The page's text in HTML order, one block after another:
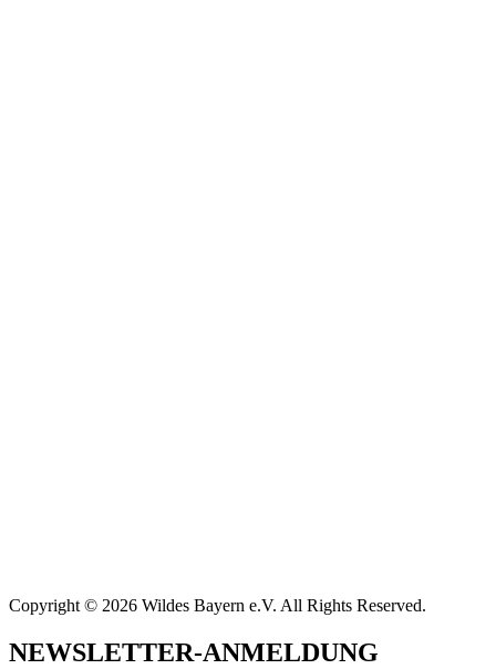
Copyright © 2026 Wildes Bayern e.V. All Rights Reserved.
NEWSLETTER-ANMELDUNG